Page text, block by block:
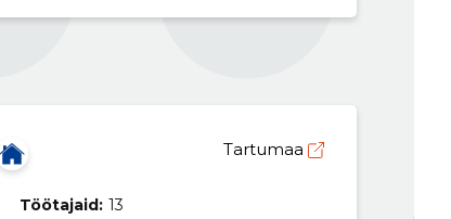
Tartumaa
Töötajaid: 13